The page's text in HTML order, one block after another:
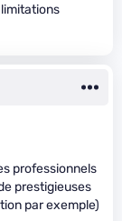
professionnels
prestigieuses
par exemple)